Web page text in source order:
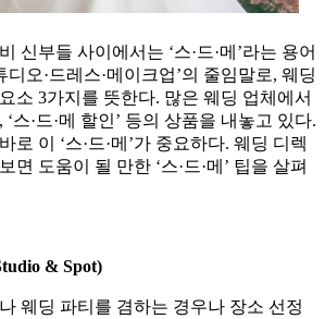
신부들 사이에서는 ‘스·드·메’라는 용어
디오·드레스·메이크업’의 줄임말로, 웨딩
소 3가지를 뜻한다. 많은 웨딩 업체에서
‘스·드·메 할인’ 등의 상품을 내놓고 있다.
로 이 ‘스·드·메’가 중요하다. 웨딩 디렉
면 도움이 될 만한 ‘스·드·메’ 팁을 살펴
& Spot)
웨딩 파티를 겸하는 경우나 장소 선정